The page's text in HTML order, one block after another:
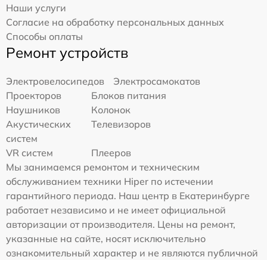
Наши услуги
Согласие на обработку персональных данных
Способы оплаты
Ремонт устройств
Электровелосипедов
Электросамокатов
Проекторов
Блоков питания
Наушников
Колонок
Акустических
систем
Телевизоров
VR систем
Плееров
Мы занимаемся ремонтом и техническим
обслуживанием техники Hiper по истечении
гарантийного периода. Наш центр в Екатеринбурге
работает независимо и не имеет официальной
авторизации от производителя. Цены на ремонт,
указанные на сайте, носят исключительно
ознакомительный характер и не являются публичной